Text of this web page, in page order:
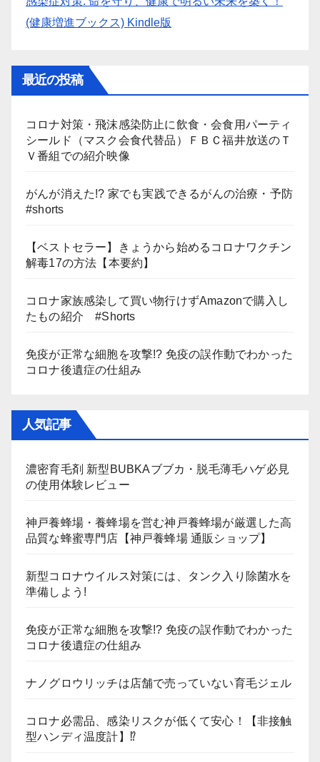
(健康増進ブックス) Kindle版
最近の投稿
コロナ対策・飛沫感染防止に飲食・会食用パーティ
シールド（マスク会食代替品）ＦＢＣ福井放送のＴ
Ｖ番組での紹介映像
がんが消えた!? 家でも実践できるがんの治療・予防
#shorts
【ベストセラー】きょうから始めるコロナワクチン
解毒17の方法【本要約】
コロナ家族感染して買い物行けずAmazonで購入し
たもの紹介 #Shorts
免疫が正常な細胞を攻撃!? 免疫の誤作動でわかった
コロナ後遺症の仕組み
人気記事
濃密育毛剤 新型BUBKAブブカ・脱毛薄毛ハゲ必見
の使用体験レビュー
神戸養蜂場・養蜂場を営む神戸養蜂場が厳選した高
品質な蜂蜜専門店【神戸養蜂場 通販ショップ】
新型コロナウイルス対策には、タンク入り除菌水を
準備しよう!
免疫が正常な細胞を攻撃!? 免疫の誤作動でわかった
コロナ後遺症の仕組み
ナノグロウリッチは店舗で売っていない育毛ジェル
コロナ必需品、感染リスクが低くて安心！【非接触
型ハンディ温度計】⁉